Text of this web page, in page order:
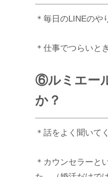
＊毎日のLINEのや
＊仕事でつらいと
⑥ルミエー
か？
＊話をよく聞いて
＊カウンセラーと